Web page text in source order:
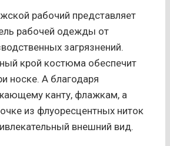
рабочий представляет
рабочей одежды от
загрязнений.
крой костюма обеспечит
носке. А благодаря
канту, флажкам, а
из флуоресцентных ниток
внешний вид.